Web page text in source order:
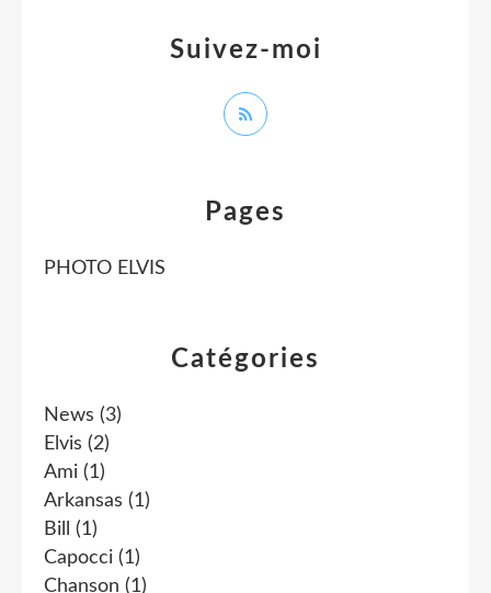
Catégories
News (3)
Elvis (2)
Ami (1)
Arkansas (1)
Bill
(1)
Capocci (1)
Chanson (1)
Pages
PHOTO ELVIS
Suivez-moi